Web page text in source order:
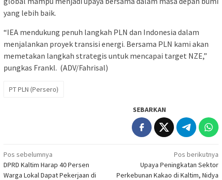
yang lebih baik.
“IEA mendukung penuh langkah PLN dan Indonesia dalam
menjalankan proyek transisi energi. Bersama PLN kami akan
memetakan langkah strategis untuk mencapai target NZE,”
pungkas Frankl. (ADV/Fahrisal)
PT PLN (Persero)
SEBARKAN
Navigasi
pos
Pos sebelumnya
DPRD Kaltim Harap 40 Persen
Warga Lokal Dapat Pekerjaan di
Pos berikutnya
Upaya Peningkatan Sektor
Perkebunan Kakao di Kaltim, Nidya